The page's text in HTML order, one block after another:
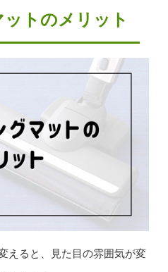
トのメリット
えると、見た目の雰囲気が変